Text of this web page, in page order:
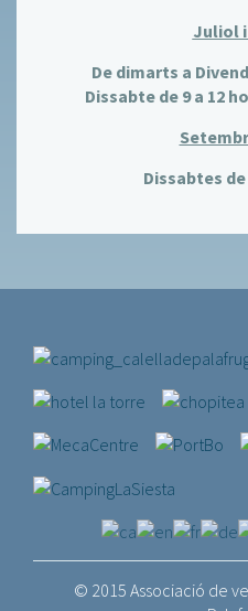
Juliol
De dimarts a
Dissabte de 9 a 12
Dissabtes de
© 2015 Associació de